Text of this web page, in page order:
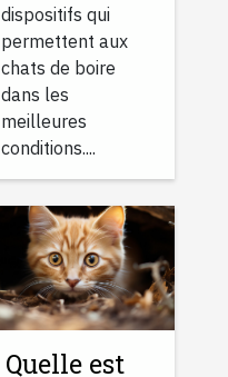
dispositifs qui
permettent aux
chats de boire
dans les
meilleures
conditions....
Quelle est